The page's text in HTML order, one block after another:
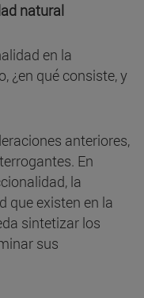
natural
en la
¿en qué consiste, y
anteriores,
En
la
que existen en la
sintetizar los
sus